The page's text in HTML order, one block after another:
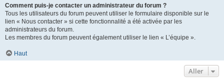
Comment puis-je contacter un administrateur du forum ?
Tous les utilisateurs du forum peuvent utiliser le formulaire disponible sur le
lien « Nous contacter » si cette fonctionnalité a été activée par les
administrateurs du forum.
Les membres du forum peuvent également utiliser le lien « L’équipe ».
Haut
Aller